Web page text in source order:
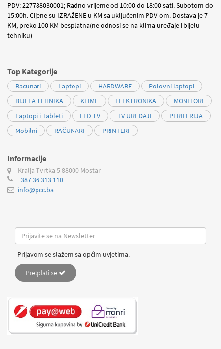
PDV: 227788030001; Radno vrijeme od 10:00 do 18:00 sati. Subotom do
15:00h. Cijene su IZRAŽENE u KM sa uključenim PDV-om. Dostava je 7
KM, preko 100 KM besplatna(ne odnosi se na klima uređaje i bijelu
tehniku)
Top Kategorije
Racunari Laptopi HARDWARE
Polovni laptopi
BIJELA TEHNIKA
KLIME ELEKTRONIKA
MONITORI
Laptopi i Tableti
LED TV TV UREĐAJI
PERIFERIJA
Mobilni
RAČUNARI PRINTERI
Informacije
Kralja Tvrtka 5 88000 Mostar
+387 36 313 110
info@pcc.ba
Prijavom se slažem sa općim uvjetima.
Pretplati se